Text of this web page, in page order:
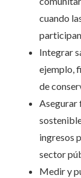
cuando
Integrar
ejemplo,
de
Asegurar
ingresos
sector
Medir y